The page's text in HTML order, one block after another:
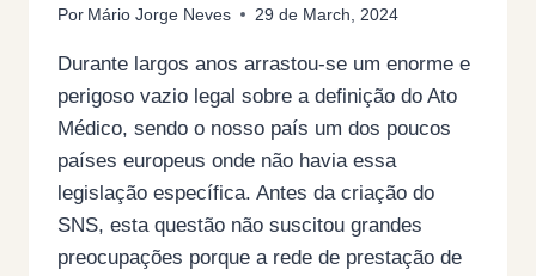
Por Mário Jorge Neves 29 de March, 2024
Durante largos anos arrastou-se um enorme e
perigoso vazio legal sobre a definição do Ato
Médico, sendo o nosso país um dos poucos
países europeus onde não havia essa
legislação específica. Antes da criação do
SNS, esta questão não suscitou grandes
preocupações porque a rede de prestação de